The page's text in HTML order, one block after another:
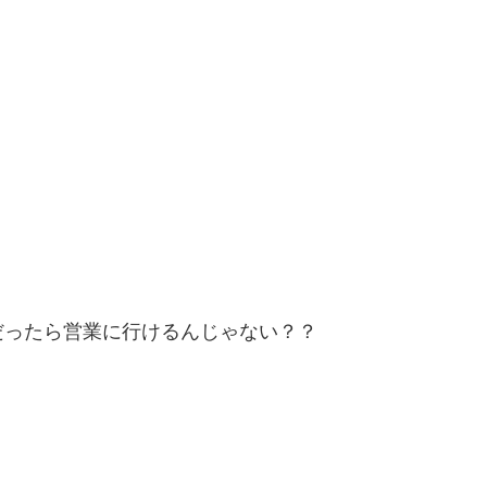
たら営業に行けるんじゃない？？